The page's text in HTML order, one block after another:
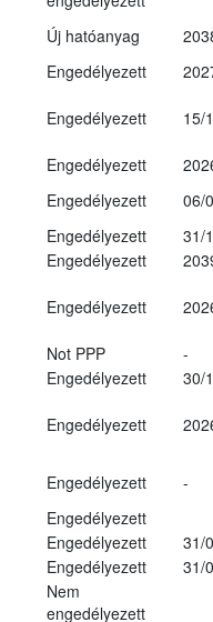
Új hatóanyag
Engedélyezett
Engedélyezett 15/
Engedélyezett
Engedélyezett
06/
Engedélyezett
31/
Engedélyezett
Engedélyezett
Not PPP
-
Engedélyezett
30/
Engedélyezett
Engedélyezett
-
Engedélyezett
Engedélyezett
31/
Engedélyezett
31/
Nem
engedélyezett